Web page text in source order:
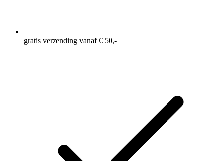
gratis verzending vanaf € 50,-